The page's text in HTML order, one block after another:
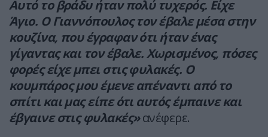
Αυτό το βράδυ ήταν πολύ τυχερός. Είχε
Άγιο. O Γιαννόπουλος τον έβαλε μέσα στην
κουζίνα, που έγραφαν ότι ήταν ένας
γίγαντας και τον έβαλε. Χωρισμένος, πόσες
φορές είχε μπει στις φυλακές. Ο
κουμπάρος μου έμενε απέναντι από το
σπίτι και μας είπε ότι αυτός έμπαινε και
έβγαινε στις φυλακές»ανέφερε.